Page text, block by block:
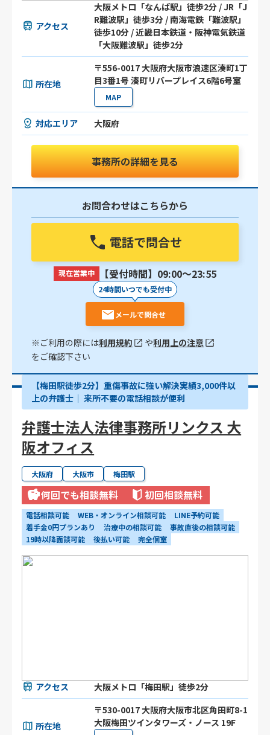
アクセス
大阪メトロ「なんば駅」徒歩2分 / JR「J
R難波駅」徒歩3分 / 南海電鉄「難波駅」
徒歩10分 / 近畿日本鉄道・阪神電気鉄道
「大阪難波駅」徒歩2分
所在地
〒556-0017 大阪府大阪市浪速区湊町1丁
目3番1号 湊町リバープレイス6階6号室
MAP
対応エリア 大阪府
事務所の詳細を見る
お問合わせはこちらから
電話で問合せ
現在営業中 【受付時間】09:00〜23:55
24時間いつでも受付中
メールで問合せ
※ご利用の際には利用規約 や利用上の注意
をご確認下さい
【梅田駅徒歩2分】重傷事故に強い解決実績3,000件以
上の弁護士│ 来所不要の電話相談が便利
弁護士法人法律事務所リンクス 大
阪オフィス
大阪府 大阪市 梅田駅
何回でも相談無料 初回相談無料
電話相談可能 WEB・オンライン相談可能
LINE予約可能
着手金0円プランあり
治療中の相談可能
事故直後の相談可能
19時以降面談可能
後払い可能 完全個室
アクセス 大阪メトロ「梅田駅」徒歩2分
所在地
〒530-0017 大阪府大阪市北区角田町8-1
大阪梅田ツインタワーズ・ノース 19F